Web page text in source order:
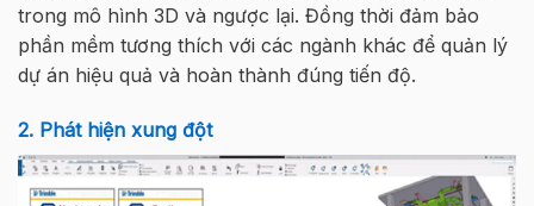
trong mô hình 3D và ngược lại. Đồng thời đảm bảo
phần mềm tương thích với các ngành khác để quản lý
dự án hiệu quả và hoàn thành đúng tiến độ.
2. Phát hiện xung đột